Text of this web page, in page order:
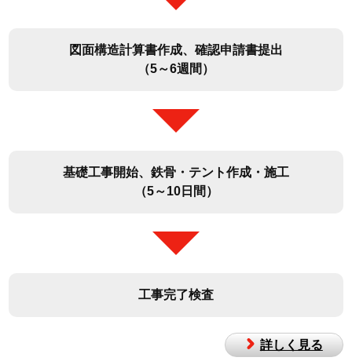
図面構造計算書作成、確認申請書提出
（5～6週間）
基礎工事開始、鉄骨・テント作成・施工
（5～10日間）
工事完了検査
詳しく見る